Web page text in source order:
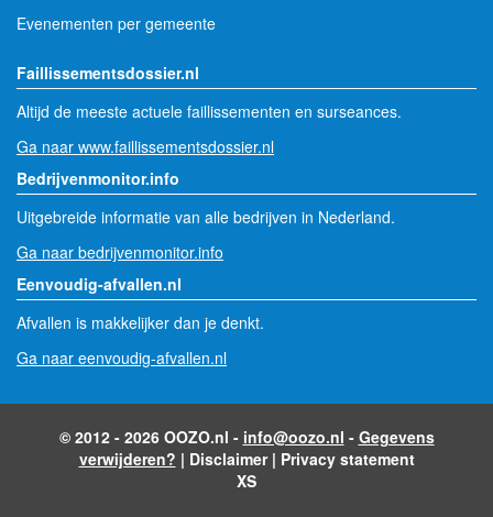
Evenementen per gemeente
Faillissementsdossier.nl
Altijd de meeste actuele faillissementen en surseances.
Ga naar www.faillissementsdossier.nl
Bedrijvenmonitor.info
Uitgebreide informatie van alle bedrijven in Nederland.
Ga naar bedrijvenmonitor.info
Eenvoudig-afvallen.nl
Afvallen is makkelijker dan je denkt.
Ga naar eenvoudig-afvallen.nl
© 2012 - 2026 OOZO.nl - info@oozo.nl - Gegevens
verwijderen? | Disclaimer| Privacy statement
XS